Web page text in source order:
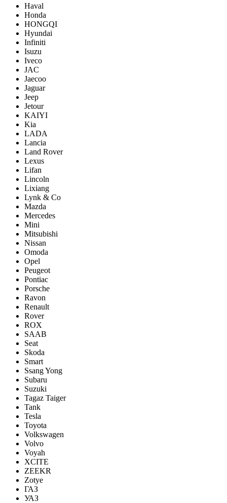
Haval
Honda
HONGQI
Hyundai
Infiniti
Isuzu
Iveco
JAC
Jaecoo
Jaguar
Jeep
Jetour
KAIYI
Kia
LADA
Lancia
Land Rover
Lexus
Lifan
Lincoln
Lixiang
Lynk & Co
Mazda
Mercedes
Mini
Mitsubishi
Nissan
Omoda
Opel
Peugeot
Pontiac
Porsсhe
Ravon
Renault
Rover
ROX
SAAB
Seat
Skoda
Smart
Ssang Yong
Subaru
Suzuki
Tagaz Taiger
Tank
Tesla
Toyota
Volkswagen
Volvo
Voyah
XCITE
ZEEKR
Zotye
ГАЗ
УАЗ